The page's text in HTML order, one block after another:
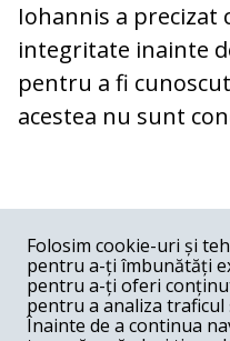
Iohannis a precizat
integritate inainte
pentru a fi
acestea nu sunt
COMENTARII
Nume
Folosim cookie-uri și
pentru a-ți îmbunătăți
pentru a-ți oferi
pentru a analiza
Înainte de a continua